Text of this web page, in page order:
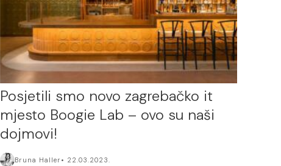
Posjetili smo novo zagrebačko it
mjesto Boogie Lab – ovo su naši
dojmovi!
Bruna Haller 22.03.2023.